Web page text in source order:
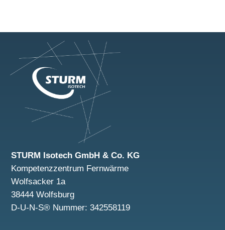
STURM Isotech GmbH & Co. KG
Kompetenzzentrum Fernwärme
Wolfsacker 1a
38444 Wolfsburg
D-U-N-S® Nummer: 342558119